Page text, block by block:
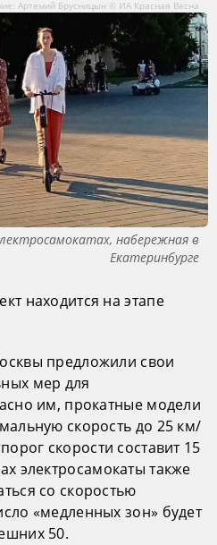
Артемий Брусницын © ИА Красная Весна
набережная в
Екатеринбурге
находится на этапе
предложили свои
мер для
им, прокатные модели
скорость до 25 км/
скорости составит 15
электросамокаты также
со скоростью
«медленных зон» будет
50.